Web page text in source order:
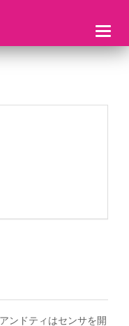
ンドティはセンサを開